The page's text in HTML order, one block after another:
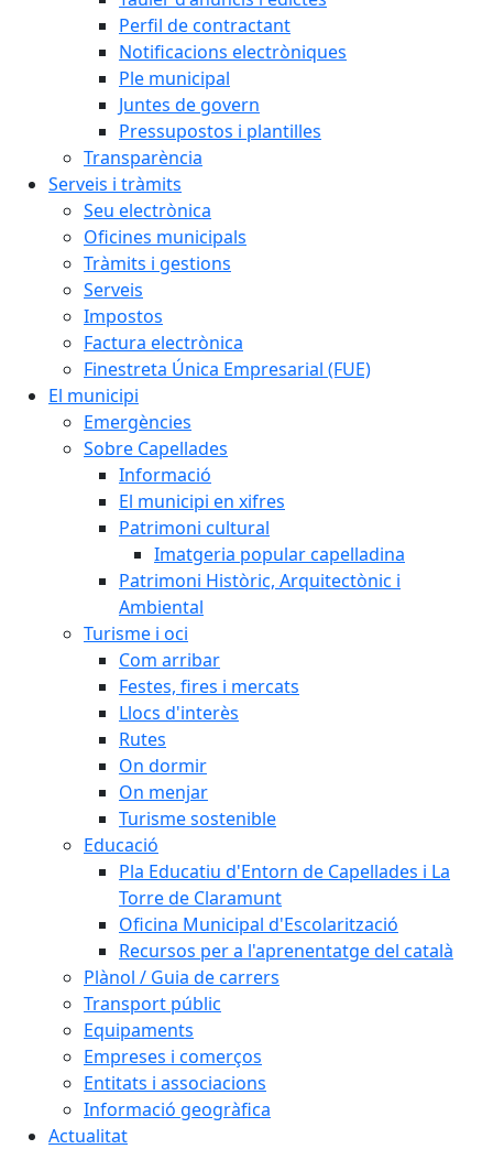
Perfil de contractant
Notificacions electròniques
Ple municipal
Juntes de govern
Pressupostos i plantilles
Transparència
Serveis i tràmits
Seu electrònica
Oficines municipals
Tràmits i gestions
Serveis
Impostos
Factura electrònica
Finestreta Única Empresarial (FUE)
El municipi
Emergències
Sobre Capellades
Informació
El municipi en xifres
Patrimoni cultural
Imatgeria popular capelladina
Patrimoni Històric, Arquitectònic i
Ambiental
Turisme i oci
Com arribar
Festes, fires i mercats
Llocs d'interès
Rutes
On dormir
On menjar
Turisme sostenible
Educació
Pla Educatiu d'Entorn de Capellades i La
Torre de Claramunt
Oficina Municipal d'Escolarització
Recursos per a l'aprenentatge del català
Plànol / Guia de carrers
Transport públic
Equipaments
Empreses i comerços
Entitats i associacions
Informació geogràfica
Actualitat